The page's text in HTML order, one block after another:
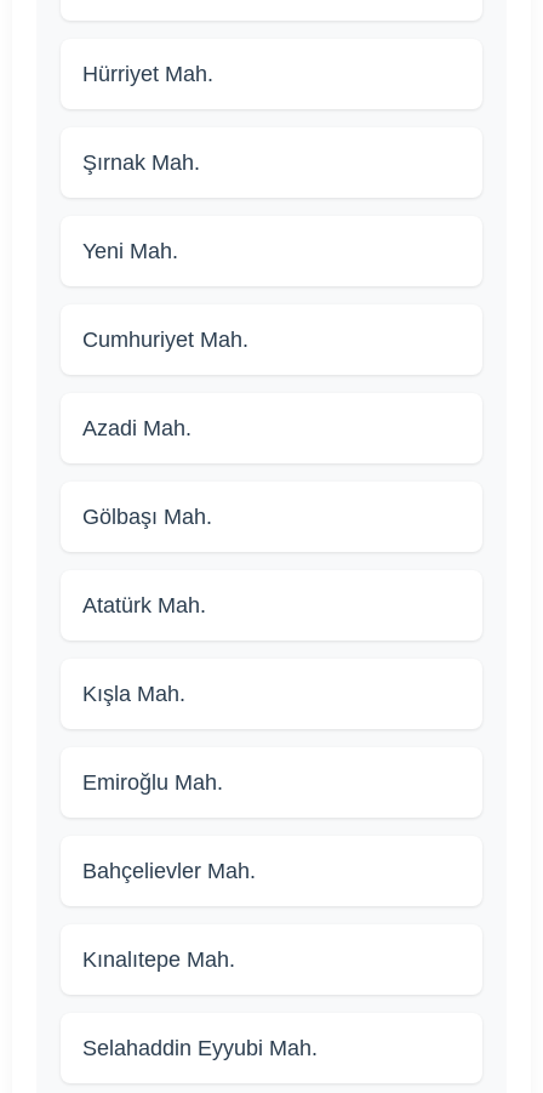
Hürriyet Mah.
Şırnak Mah.
Yeni Mah.
Cumhuriyet Mah.
Azadi Mah.
Gölbaşı Mah.
Atatürk Mah.
Kışla Mah.
Emiroğlu Mah.
Bahçelievler Mah.
Kınalıtepe Mah.
Selahaddin Eyyubi Mah.